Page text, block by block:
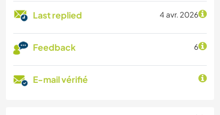
Last replied 4 avr. 2026
Feedback 6
E-mail vérifié